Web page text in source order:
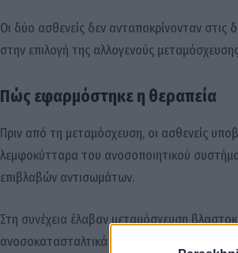
Οι δύο ασθενείς δεν ανταποκρίνονταν στις
στην επιλογή της αλλογενούς
Πώς εφαρμόστηκε η θεραπεία
Πριν από τη μεταμόσχευση, οι ασθενείς
λεμφοκύτταρα του ανοσοποιητικού
επιβλαβών αντισωμάτων.
Στη συνέχεια έλαβαν μεταμόσχευση
ανοσοκατασταλτικά φάρμακα και